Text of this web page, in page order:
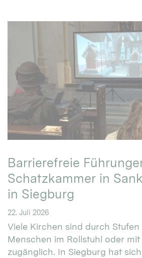
Barrierefreie
Schatzkammer in
in Siegburg
22. Juli 2026
Viele Kirchen sind durch
Menschen im Rollstuhl oder
zugänglich. In Siegburg hat